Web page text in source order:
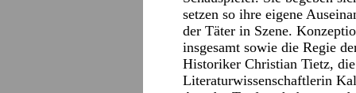
setzen so ihre eigene
der Täter in Szene.
insgesamt sowie die Regie
Historiker Christian Tietz,
Literaturwissenschaftlerin